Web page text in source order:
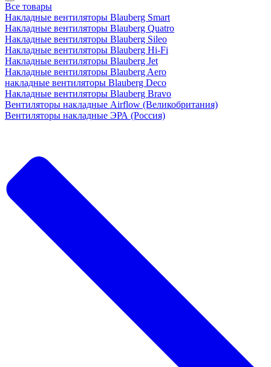
Все товары
Накладные вентиляторы Blauberg Smart
Накладные вентиляторы Blauberg Quatro
Накладные вентиляторы Blauberg Sileo
Накладные вентиляторы Blauberg Hi-Fi
Накладные вентиляторы Blauberg Jet
Накладные вентиляторы Blauberg Aero
накладные вентиляторы Blauberg Deco
Накладные вентиляторы Blauberg Bravo
Вентиляторы накладные Airflow (Великобритания)
Вентиляторы накладные ЭРА (Россия)